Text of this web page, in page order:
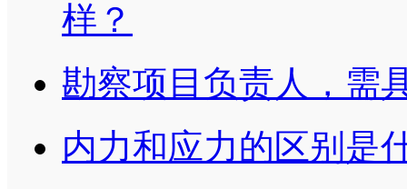
样？
勘察项目负责人，需
内力和应力的区别是